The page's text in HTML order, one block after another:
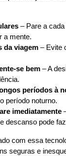
– Pare a
a mente.
da viagem – Evite
se bem – A
períodos à
período noturno.
imediatamente
descanso pode
com essa
seguras e